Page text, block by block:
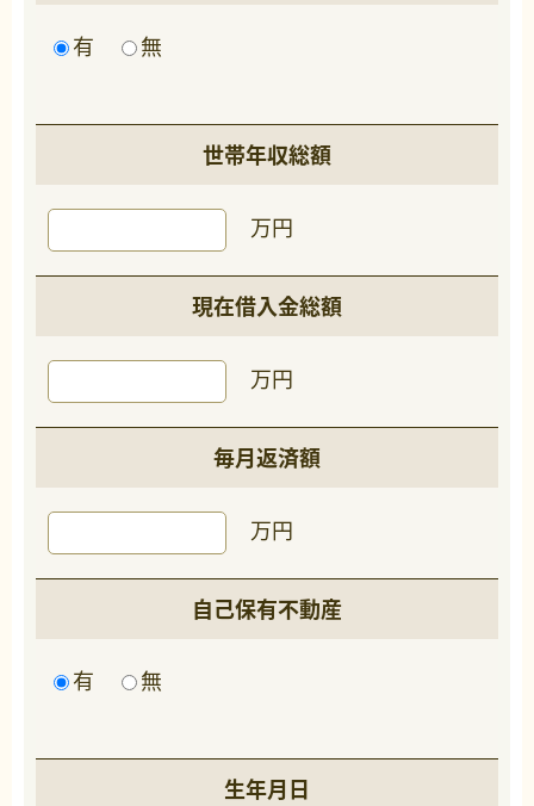
有 無
世帯年収総額
万円
現在借入金総額
万円
毎月返済額
万円
自己保有不動産
有 無
生年月日